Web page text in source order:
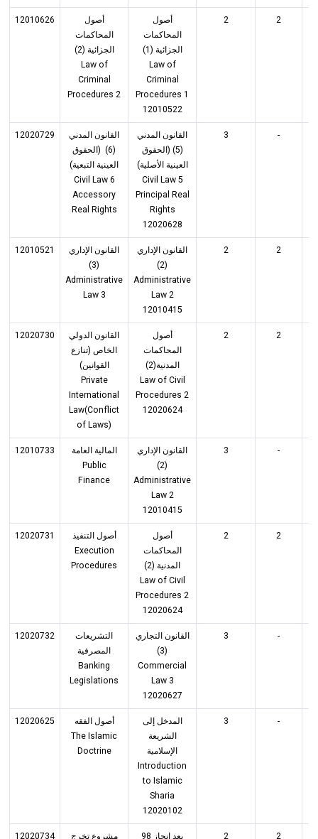
12010626
أصول
المحاكمات
الجزائية (2)
Law of
Criminal
Procedures 2
أصول
المحاكمات
الجزائية (1)
Law of
Criminal
Procedures 1
12010522
2 2
12020729
القانون المدني
(6) (الحقوق
العينية التبعية)
Civil Law 6
Accessory
Real Rights
القانون المدني
(5) (الحقوق
العينية الأصلية)
Civil Law 5
Principal Real
Rights
12020628
3 -
12010521
القانون الإداري
(3)
Administrative
Law 3
القانون الإداري
(2)
Administrative
Law 2
12010415
2 2
12020730
القانون الدولي
الخاص (تنازع
القوانين)
Private
International
Law(Conflict
of Laws)
أصول
المحاكمات
المدنية(2)
Law of Civil
Procedures 2
12020624
2 2
12010733
المالية العامة
Public
Finance
القانون الإداري
(2)
Administrative
Law 2
12010415
3 -
12020731
أصول التنفيذ
Execution
Procedures
أصول
المحاكمات
المدنية (2)
Law of Civil
Procedures 2
12020624
2 2
12020732
التشريعات
المصرفية
Banking
Legislations
القانون التجاري
(3)
Commercial
Law 3
12020627
3 -
12020625
أصول الفقه
The Islamic
Doctrine
المدخل إلى
الشريعة
الإسلامية
Introduction
to Islamic
Sharia
12020102
3 -
12020734 مشروع تخرج بعد إنجاز 98 2 2